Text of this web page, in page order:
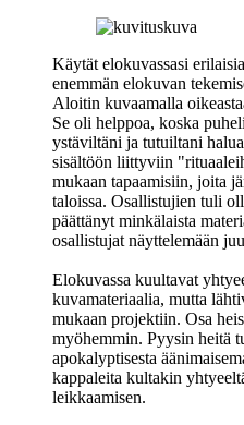
Käytät elokuvassasi
enemmän elokuvan
Aloitin kuvaamalla
Se oli helppoa, koska
ystäviltäni ja tutuiltani
sisältöön liittyviin
mukaan tapaamisiin, joita
taloissa. Osallistujien tuli
päättänyt minkälaista
osallistujat näyttelemään
Elokuvassa kuultavat
kuvamateriaalia, mutta
mukaan projektiin. Osa
myöhemmin. Pyysin heitä
apokalyptisesta
kappaleita kultakin
leikkaamisen.